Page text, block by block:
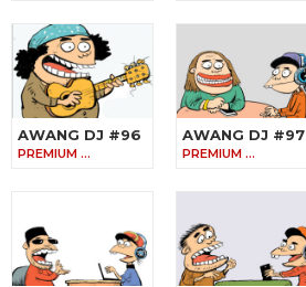
AWANG DJ #96
PREMIUM …
AWANG DJ #97
PREMIUM …